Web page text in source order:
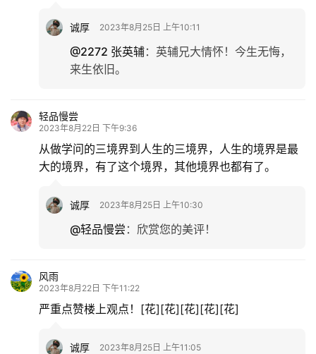
诚厚 2023年8月25日 上午10:11
@2272 张英辅： 英辅兄大情怀！今生无悔，
来生依旧。
轻品慢尝
2023年8月22日 下午9:36
从做学问的三境界到人生的三境界，人生的境界是最
大的境界，有了这个境界，其他境界也都有了。
诚厚 2023年8月25日 上午10:30
@轻品慢尝 ： 欣赏您的美评！
风雨
2023年8月22日 下午11:22
严重点赞楼上观点！[花][花][花][花][花]
诚厚 2023年8月25日 上午11:05